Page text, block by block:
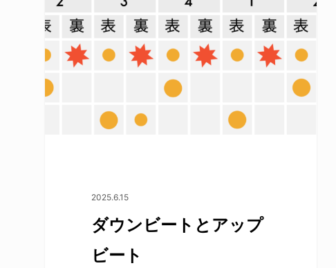
2025.6.15
ダウンビートとアップ
ビート